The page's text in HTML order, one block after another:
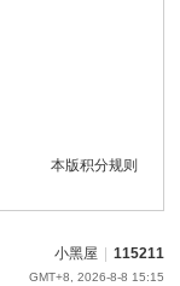
本版积分规则
小黑屋 115211
GMT+8, 2026-8-8 15:15